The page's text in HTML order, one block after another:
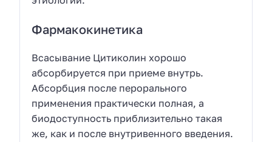
Фармакокинетика
Всасывание Цитиколин хорошо
абсорбируется при приеме внутрь.
Абсорбция после перорального
применения практически полная, а
биодоступность приблизительно такая
же, как и после внутривенного введения.